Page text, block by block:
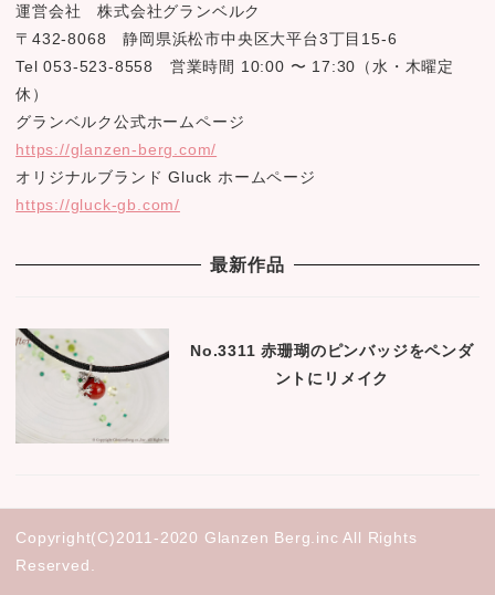
運営会社 株式会社グランベルク
〒432-8068 静岡県浜松市中央区大平台3丁目15-6
Tel 053-523-8558 営業時間 10:00 〜 17:30（水・木曜定
休）
グランベルク公式ホームページ
https://glanzen-berg.com/
オリジナルブランド Gluck ホームページ
https://gluck-gb.com/
最新作品
No.3311 赤珊瑚のピンバッジをペンダ
ントにリメイク
Copyright(C)2011-2020 Glanzen Berg.inc All Rights
Reserved.